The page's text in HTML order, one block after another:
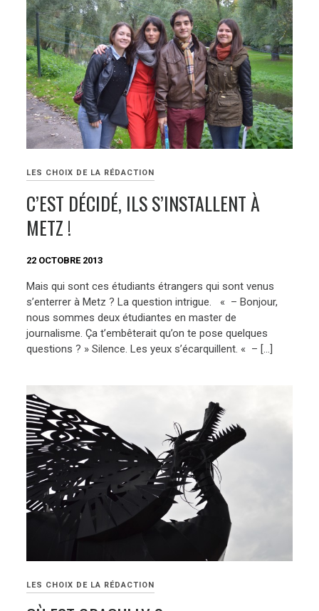
LES CHOIX DE LA RÉDACTION
C’EST DÉCIDÉ, ILS S’INSTALLENT À
METZ !
22 OCTOBRE 2013
Mais qui sont ces étudiants étrangers qui sont venus
s’enterrer à Metz ? La question intrigue. « – Bonjour,
nous sommes deux étudiantes en master de
journalisme. Ça t’embêterait qu’on te pose quelques
questions ? » Silence. Les yeux s’écarquillent. « – […]
LES CHOIX DE LA RÉDACTION